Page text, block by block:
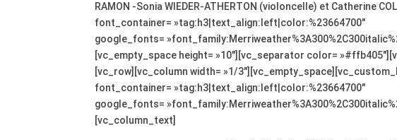
RAMON -Sonia WIEDER-ATHERTON (violoncelle) et Catherine
font_container= »tag:h3|text_align:left|color:%23664700″
google_fonts=
[vc_empty_space height= »10″][vc_separator color=
[vc_row][vc_column width= »1/
font_container= »tag:h3|text_align:left|color:%23664700″
google_fonts=
[vc_column_text]